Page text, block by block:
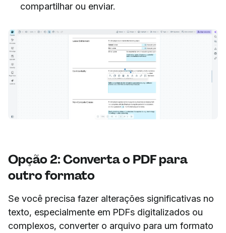
compartilhar ou enviar.
Opção 2: Converta o PDF para
outro formato
Se você precisa fazer alterações significativas no
texto, especialmente em PDFs digitalizados ou
complexos, converter o arquivo para um formato